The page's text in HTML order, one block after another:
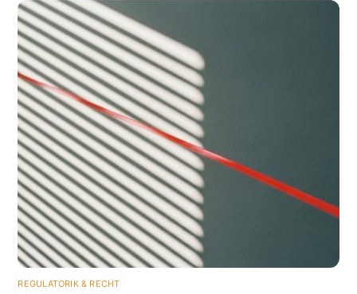
REGULATORIK & RECHT